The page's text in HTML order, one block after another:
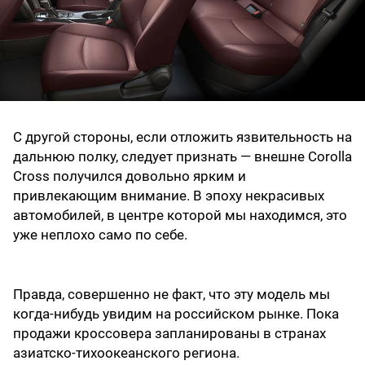
С другой стороны, если отложить язвительность на
дальнюю полку, следует признать — внешне Corolla
Cross получился довольно ярким и
привлекающим внимание. В эпоху некрасивых
автомобилей, в центре которой мы находимся, это
уже неплохо само по себе.
Правда, совершенно не факт, что эту модель мы
когда-нибудь увидим на российском рынке. Пока
продажи кроссовера запланированы в странах
азиатско-тихоокеанского региона.